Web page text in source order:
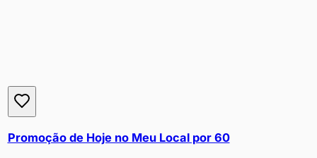
Promoção de Hoje no Meu Local por 60